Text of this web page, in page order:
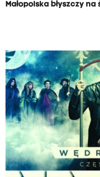
Małopolska błyszczy